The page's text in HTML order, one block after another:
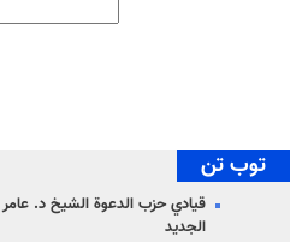
توب تن
قيادي حزب الدعوة الشيخ د. عامر
الجديد